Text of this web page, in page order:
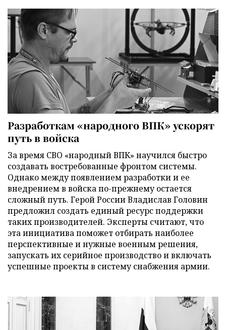
Разработкам «народного ВПК» ускорят
путь в войска
За время СВО «народный ВПК» научился быстро
создавать востребованные фронтом системы.
Однако между появлением разработки и ее
внедрением в войска по-прежнему остается
сложный путь. Герой России Владислав Головин
предложил создать единый ресурс поддержки
таких производителей. Эксперты считают, что
эта инициатива поможет отбирать наиболее
перспективные и нужные военным решения,
запускать их серийное производство и включать
успешные проекты в систему снабжения армии.